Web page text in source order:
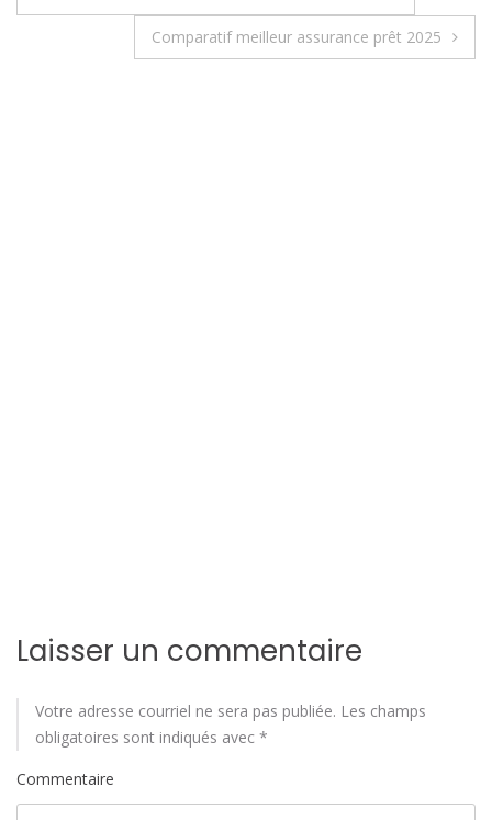
N
a
r
t
i
Comparatif meilleur assurance prêt 2025
Laisser un commentaire
Votre adresse courriel ne sera pas publiée. Les champs
obligatoires sont indiqués avec *
Commentaire